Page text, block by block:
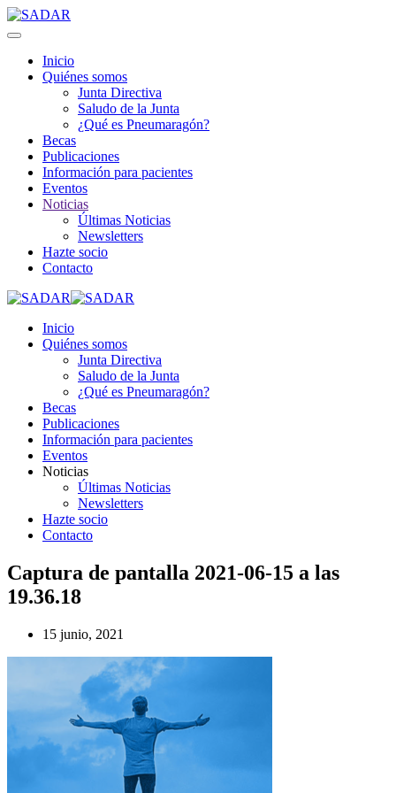
Inicio
Quiénes somos
Junta Directiva
Saludo de la Junta
¿Qué es Pneumaragón?
Becas
Publicaciones
Información para pacientes
Eventos
Noticias
Últimas Noticias
Newsletters
Hazte socio
Contacto
Inicio
Quiénes somos
Junta Directiva
Saludo de la Junta
¿Qué es Pneumaragón?
Becas
Publicaciones
Información para pacientes
Eventos
Noticias
Últimas Noticias
Newsletters
Hazte socio
Contacto
Captura de pantalla 2021-06-15 a las
19.36.18
15 junio, 2021